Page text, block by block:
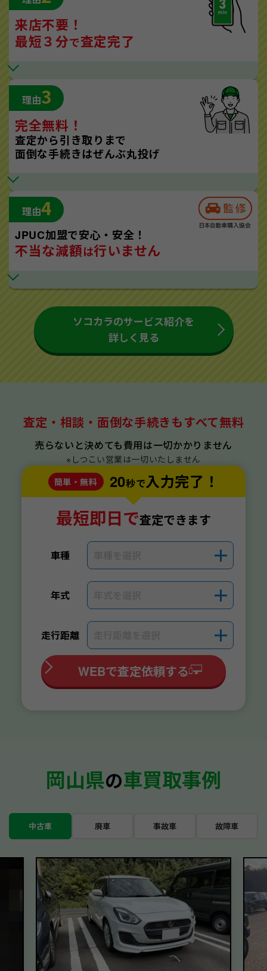
来店不要！
最短３分で査定完了
理由3
完全無料！
査定から引き取りまで
面倒な手続きはぜんぶ丸投げ
理由4
JPUC加盟で安心・安全！
不当な減額は行いません
ソコカラのサービス紹介を
詳しく見る
査定・相談・面倒な手続きもすべて無料
売らないと決めても費用は一切かかりません
※しつこい営業は一切いたしません
簡単・無料
20秒で入力完了！
最短即日で査定できます
車種 ＋
年式 ＋
走行距離 ＋
WEBで査定依頼する
岡山県の車買取事例
中古車 廃車 事故車 故障車